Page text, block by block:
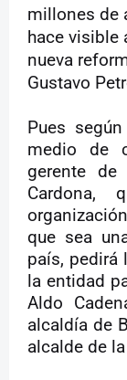
millones de
hace visible
nueva
Gustavo
Pues
medio de
gerente de
Cardona,
que sea
país, pedirá
la entidad
Aldo
alcaldía de
alcalde de